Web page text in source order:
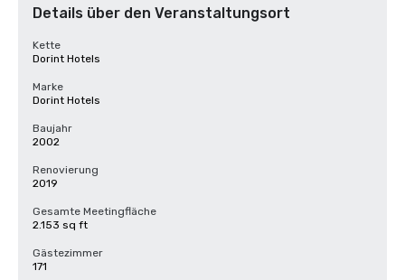
Details über den Veranstaltungsort
Kette
Dorint Hotels
Marke
Dorint Hotels
Baujahr
2002
Renovierung
2019
Gesamte Meetingfläche
2.153 sq ft
Gästezimmer
171